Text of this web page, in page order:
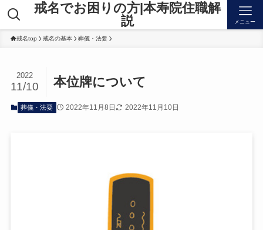
戒名でお困りの方|本寿院住職解
説
メニュー
戒名top 戒名の基本 葬儀・法要
本位牌について
2022
11/10
葬儀・法要 2022年11月8日 2022年11月10日